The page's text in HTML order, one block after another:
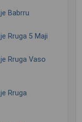
Babrru
Rruga 5 Maji
Rruga Vaso
Rruga